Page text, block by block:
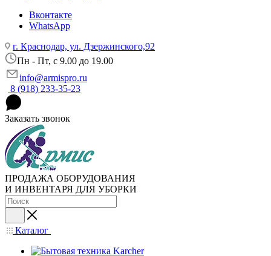
Вконтакте
WhatsApp
г. Краснодар, ул. Дзержинского,92
Пн - Пт, c 9.00 до 19.00
info@armispro.ru
8 (918) 233-35-23
Заказать звонок
ПРОДАЖА ОБОРУДОВАНИЯ
И ИНВЕНТАРЯ ДЛЯ УБОРКИ
Каталог